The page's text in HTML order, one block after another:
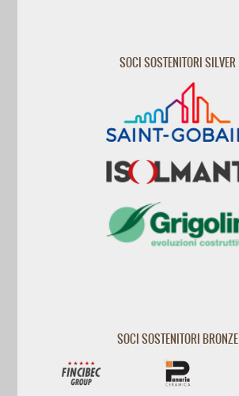
SOCI SOSTENITORI SILVER
SOCI SOSTENITORI BRONZE